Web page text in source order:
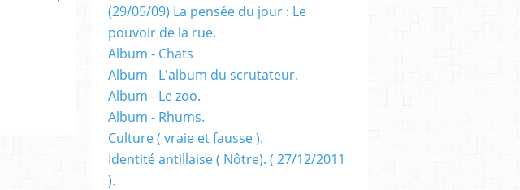
(29/05/09) La pensée du jour : Le
pouvoir de la rue.
Album - Chats
Album - L'album du scrutateur.
Album - Le zoo.
Album - Rhums.
Culture ( vraie et fausse ).
Identité antillaise ( Nôtre). ( 27/12/2011
).